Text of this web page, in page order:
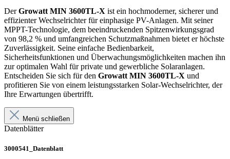
DerGrowatt MIN 3600TL-X ist ein hochmoderner, sicherer und
effizienter Wechselrichter für einphasige PV-Anlagen. Mit seiner
MPPT-Technologie, dem beeindruckenden Spitzenwirkungsgrad
von 98,2 % und umfangreichen Schutzmaßnahmen bietet er höchste
Zuverlässigkeit. Seine einfache Bedienbarkeit,
Sicherheitsfunktionen und Überwachungsmöglichkeiten machen ihn
zur optimalen Wahl für private und gewerbliche Solaranlagen.
Entscheiden Sie sich für den Growatt MIN 3600TL-X und
profitieren Sie von einem leistungsstarken Solar-Wechselrichter, der
Ihre Erwartungen übertrifft.
Menü schließen
Datenblätter
3000541_Datenblatt